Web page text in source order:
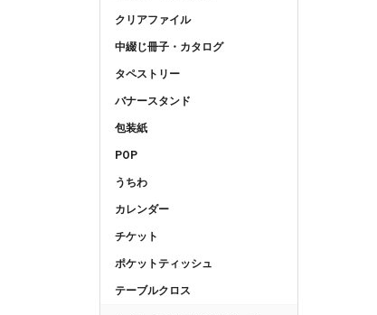
クリアファイル
中綴じ冊子・カタログ
タペストリー
バナースタンド
包装紙
POP
うちわ
カレンダー
チケット
ポケットティッシュ
テーブルクロス